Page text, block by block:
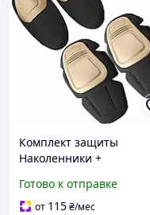
Комплект защиты
Наколенники +
ударопрочного пластика
(Коричневый) .Shop#7.
Готово к отправке
от 115₴/мес